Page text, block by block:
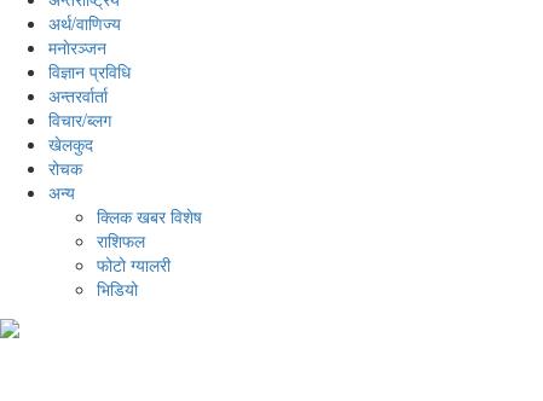
अर्थ/वाणिज्य
मनाेरञ्जन
विज्ञान प्रविधि
अन्तरर्वार्ता
विचार/ब्लग
खेलकुद
रोचक
अन्य
क्लिक खबर विशेष
राशिफल
फोटो ग्यालरी
भिडियो